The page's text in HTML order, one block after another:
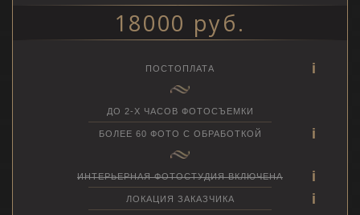
18000 руб.
ПОСТОПЛАТА
ДО 2-Х ЧАСОВ ФОТОСЪЕМКИ
БОЛЕЕ 60 ФОТО С ОБРАБОТКОЙ
ИНТЕРЬЕРНАЯ ФОТОСТУДИЯ ВКЛЮЧЕНА
ЛОКАЦИЯ ЗАКАЗЧИКА